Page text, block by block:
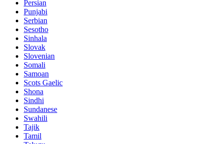
Persian
Punjabi
Serbian
Sesotho
Sinhala
Slovak
Slovenian
Somali
Samoan
Scots Gaelic
Shona
Sindhi
Sundanese
Swahili
Tajik
Tamil